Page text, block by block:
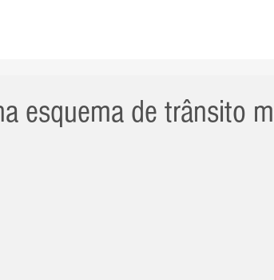
esquema de trânsito